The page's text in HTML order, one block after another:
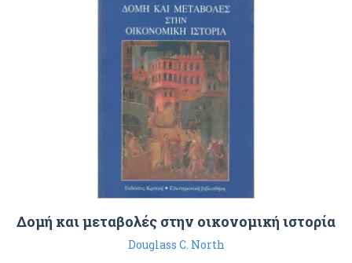
Δομή και μεταβολές στην οικονομική ιστορία
Douglass C. North